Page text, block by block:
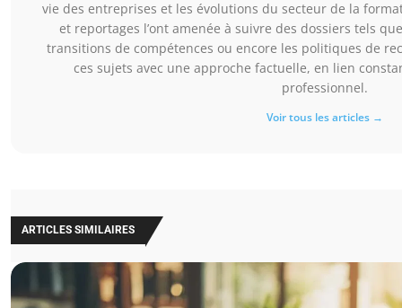
vie des entreprises et les évolutions du secteur de la
et reportages l’ont amenée à suivre des dossiers tels
transitions de compétences ou encore les politiques de
ces sujets avec une approche factuelle, en lien
professionnel.
Voir tous les articles →
ARTICLES SIMILAIRES